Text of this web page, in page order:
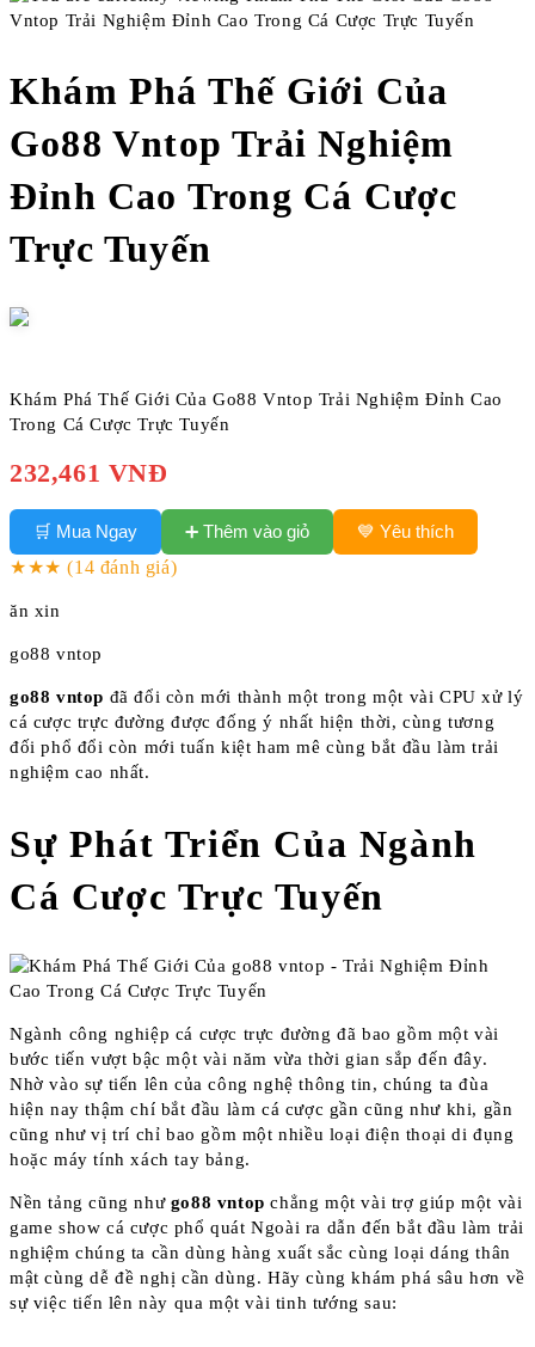
Khám Phá Thế Giới Của
Go88 Vntop Trải Nghiệm
Đỉnh Cao Trong Cá Cược
Trực Tuyến
Khám Phá Thế Giới Của Go88 Vntop Trải Nghiệm Đỉnh Cao
Trong Cá Cược Trực Tuyến
232,461 VNĐ
🛒 Mua Ngay ➕ Thêm vào giỏ
💙 Yêu thích
★★★(14 đánh giá)
ăn xin
go88 vntop
go88 vntop đã đổi còn mới thành một trong một vài CPU xử lý
cá cược trực đường được đống ý nhất hiện thời, cùng tương
đối phổ đổi còn mới tuấn kiệt ham mê cùng bắt đầu làm trải
nghiệm cao nhất.
Sự Phát Triển Của Ngành
Cá Cược Trực Tuyến
Ngành công nghiệp cá cược trực đường đã bao gồm một vài
bước tiến vượt bậc một vài năm vừa thời gian sắp đến đây.
Nhờ vào sự tiến lên của công nghệ thông tin, chúng ta đùa
hiện nay thậm chí bắt đầu làm cá cược gần cũng như khi, gần
cũng như vị trí chỉ bao gồm một nhiều loại điện thoại di đụng
hoặc máy tính xách tay bảng.
Nền tảng cũng như go88 vntop chẳng một vài trợ giúp một vài
game show cá cược phổ quát Ngoài ra dẫn đến bắt đầu làm trải
nghiệm chúng ta cần dùng hàng xuất sắc cùng loại dáng thân
mật cùng dễ đề nghị cần dùng. Hãy cùng khám phá sâu hơn về
sự việc tiến lên này qua một vài tinh tướng sau: